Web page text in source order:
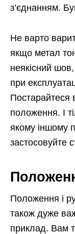
з’єднанням.
Не варто
якщо метал
неякісний
при
Постарайтеся
положення. І
якому іншому
застосовуйте
Положення і
також дуже
приклад. Вам